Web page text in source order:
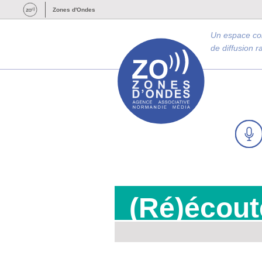
Zones d'Ondes
Un espace
de diffusion